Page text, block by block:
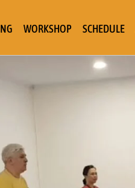
WORKSHOP SCHEDULE